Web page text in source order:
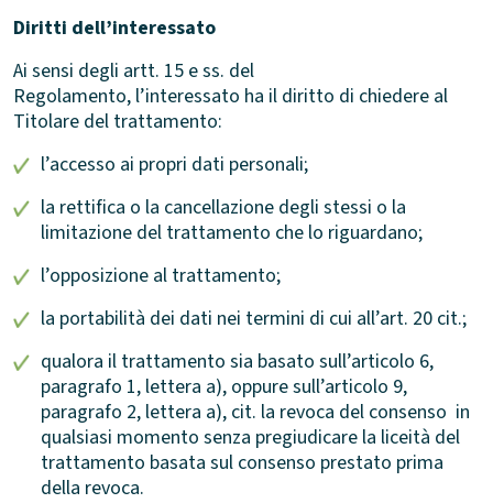
Diritti dell’interessato
Ai sensi degli artt. 15 e ss. del
Regolamento, l’interessato ha il diritto di chiedere al
Titolare del trattamento:
l’accesso ai propri dati personali;
la rettifica o la cancellazione degli stessi o la
limitazione del trattamento che lo riguardano;
l’opposizione al trattamento;
la portabilità dei dati nei termini di cui all’art. 20 cit.;
qualora il trattamento sia basato sull’articolo 6,
paragrafo 1, lettera a), oppure sull’articolo 9,
paragrafo 2, lettera a), cit. la revoca del consenso in
qualsiasi momento senza pregiudicare la liceità del
trattamento basata sul consenso prestato prima
della revoca.